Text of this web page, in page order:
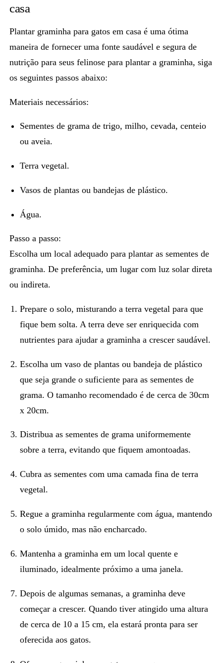
casa
Plantar graminha para gatos em casa é uma ótima
maneira de fornecer uma fonte saudável e segura de
nutrição para seus felinose para plantar a graminha, siga
os seguintes passos abaixo:
Materiais necessários:
Sementes de grama de trigo, milho, cevada, centeio
ou aveia.
Terra vegetal.
Vasos de plantas ou bandejas de plástico.
Água.
Passo a passo:
Escolha um local adequado para plantar as sementes de
graminha. De preferência, um lugar com luz solar direta
ou indireta.
Prepare o solo, misturando a terra vegetal para que
fique bem solta. A terra deve ser enriquecida com
nutrientes para ajudar a graminha a crescer saudável.
Escolha um vaso de plantas ou bandeja de plástico
que seja grande o suficiente para as sementes de
grama. O tamanho recomendado é de cerca de 30cm
x 20cm.
Distribua as sementes de grama uniformemente
sobre a terra, evitando que fiquem amontoadas.
Cubra as sementes com uma camada fina de terra
vegetal.
Regue a graminha regularmente com água, mantendo
o solo úmido, mas não encharcado.
Mantenha a graminha em um local quente e
iluminado, idealmente próximo a uma janela.
Depois de algumas semanas, a graminha deve
começar a crescer. Quando tiver atingido uma altura
de cerca de 10 a 15 cm, ela estará pronta para ser
oferecida aos gatos.